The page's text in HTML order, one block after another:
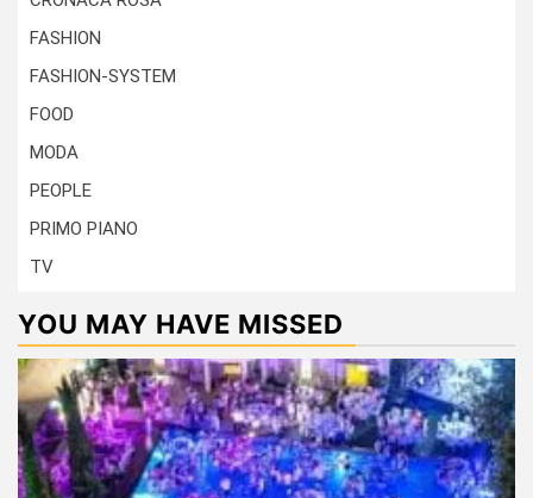
FASHION
FASHION-SYSTEM
FOOD
MODA
PEOPLE
PRIMO PIANO
TV
YOU MAY HAVE MISSED